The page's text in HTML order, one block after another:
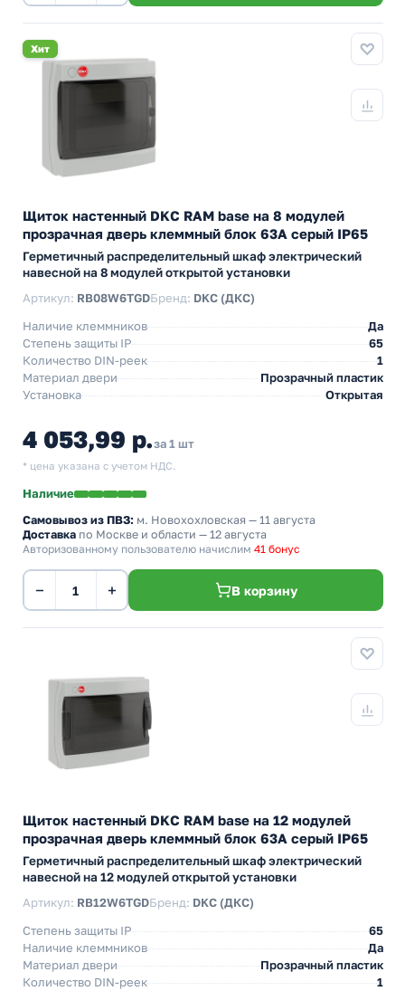
Хит
Щиток настенный DKC RAM base на 8 модулей
прозрачная дверь клеммный блок 63А серый IP65
Герметичный распределительный шкаф электрический
навесной на 8 модулей открытой установки
Артикул: RB08W6TGDБренд: DKC (ДКС)
Наличие клеммников
Да
Степень защиты IP
65
Количество DIN-реек
1
Материал двери
Прозрачный пластик
Установка
Открытая
4 053,99 р.за 1 шт
* цена указана с учетом НДС.
Наличие
Самовывоз из ПВЗ: м. Новохохловская — 11 августа
Доставка по Москве и области — 12 августа
Авторизованному пользователю начислим 41 бонус
− + В корзину
Щиток настенный DKC RAM base на 12 модулей
прозрачная дверь клеммный блок 63А серый IP65
Герметичный распределительный шкаф электрический
навесной на 12 модулей открытой установки
Артикул: RB12W6TGDБренд: DKC (ДКС)
Степень защиты IP
65
Наличие клеммников
Да
Материал двери
Прозрачный пластик
Количество DIN-реек
1